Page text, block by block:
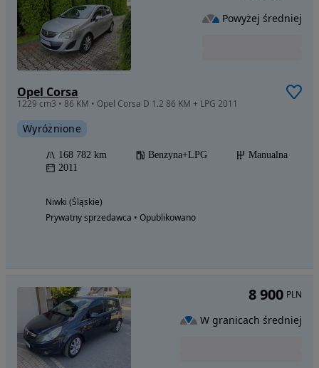
Opel Corsa
1229 cm3 • 86 KM • Opel Corsa D 1.2 86 KM + LPG 2011
Wyróżnione
168 782 km Benzyna+LPG
Manualna
2011
Niwki (Śląskie)
Prywatny sprzedawca • Opublikowano
Powyżej średniej
8 900 PLN
W granicach średniej